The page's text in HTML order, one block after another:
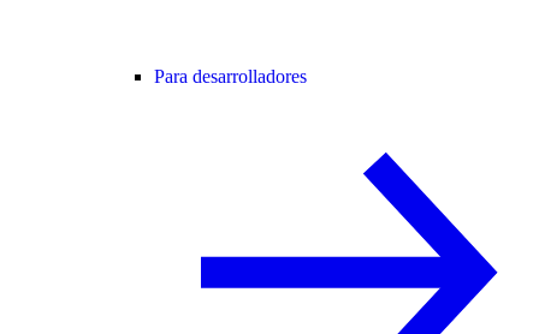
Para desarrolladores